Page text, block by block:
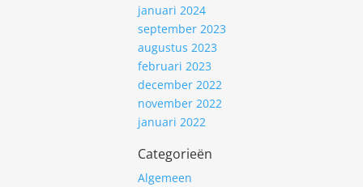
januari 2024
september 2023
augustus 2023
februari 2023
december 2022
november 2022
januari 2022
Categorieën
Algemeen